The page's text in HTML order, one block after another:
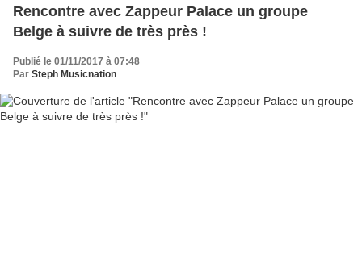
Rencontre avec Zappeur Palace un groupe
Belge à suivre de très près !
Publié le 01/11/2017 à 07:48
Par Steph Musicnation